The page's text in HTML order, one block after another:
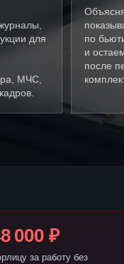
для
МЧС,
по
и
после
000 ₽
за работу без